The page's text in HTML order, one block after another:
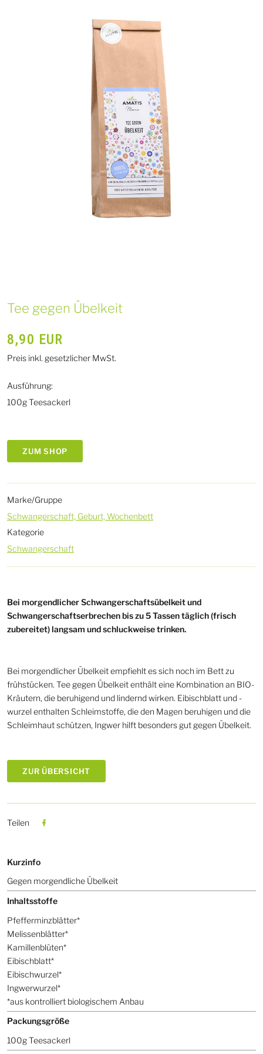
Tee gegen Übelkeit
8,90 EUR
Preis inkl. gesetzlicher MwSt.
Ausführung:
100g Teesackerl
ZUM SHOP
Marke/Gruppe
Schwangerschaft, Geburt, Wochenbett
Kategorie
Schwangerschaft
Bei morgendlicher Schwangerschaftsübelkeit und
Schwangerschaftserbrechen bis zu 5 Tassen täglich (frisch
zubereitet) langsam und schluckweise trinken.
Bei morgendlicher Übelkeit empfiehlt es sich noch im Bett zu
frühstücken. Tee gegen Übelkeit enthält eine Kombination an BIO-
Kräutern, die beruhigend und lindernd wirken. Eibischblatt und -
wurzel enthalten Schleimstoffe, die den Magen beruhigen und die
Schleimhaut schützen, Ingwer hilft besonders gut gegen Übelkeit.
ZUR ÜBERSICHT
Teilen
Kurzinfo
Gegen morgendliche Übelkeit
Inhaltsstoffe
Pfefferminzblätter*
Melissenblätter*
Kamillenblüten*
Eibischblatt*
Eibischwurzel*
Ingwerwurzel*
*aus kontrolliert biologischem Anbau
Packungsgröße
100g Teesackerl